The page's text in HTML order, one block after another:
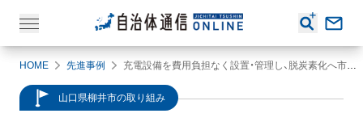
HOME 先進事例 充電設備を費用負担なく設置・管理し、脱炭素化へ市民のEV購入を後押し
山口県柳井市の取り組み